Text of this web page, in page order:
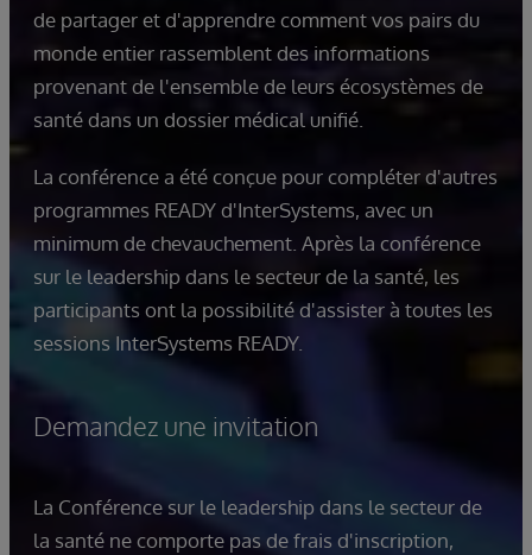
de partager et d'apprendre comment vos pairs du
monde entier rassemblent des informations
provenant de l'ensemble de leurs écosystèmes de
santé dans un dossier médical unifié.
La conférence a été conçue pour compléter d'autres
programmes READY d'InterSystems, avec un
minimum de chevauchement. Après la conférence
sur le leadership dans le secteur de la santé, les
participants ont la possibilité d'assister à toutes les
sessions InterSystems READY.
Demandez une invitation
La Conférence sur le leadership dans le secteur de
la santé ne comporte pas de frais d'inscription,